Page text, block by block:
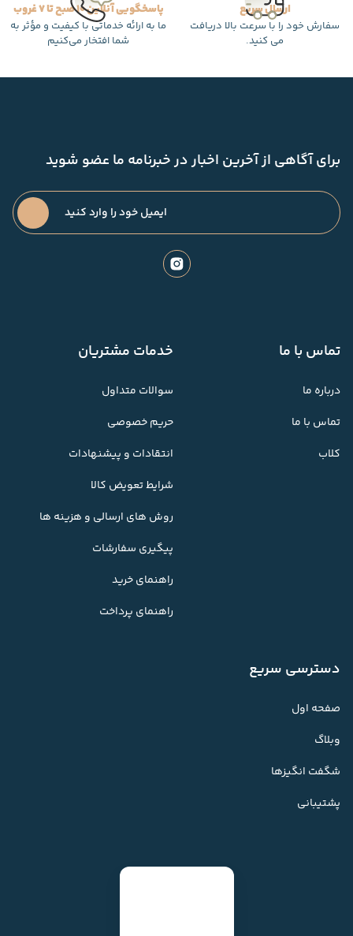
ارسال سریع
سفارش خود را با سرعت بالا دریافت
می کنید.
پاسخگویی آنلاین 10 صبح تا 7 غروب
ما به ارائه خدماتی با کیفیت و مؤثر به
شما افتخار می‌کنیم
برای آگاهی از آخرین اخبار در خبرنامه ما عضو شوید
تماس با ما
درباره ما
تماس با ما
کلاب
خدمات مشتریان
سوالات متداول
حریم خصوصی
انتقادات و پیشنهادات
شرایط تعویض کالا
روش های ارسالی و هزینه ها
پیگیری سفارشات
راهنمای خرید
راهنمای پرداخت
دسترسی سریع
صفحه اول
وبلاگ
شگفت انگیزها
پشتیبانی